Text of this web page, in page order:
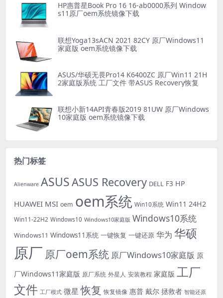
HP惠普星Book Pro 16 16-ab0000系列 Window
s11原厂oem系统镜像下载
联想Yoga13sACN 2021 82CY 原厂Windows11
家庭版 oem系统镜像下载
ASUS/华硕无畏Pro14 K6400ZC 原厂Win11 21H
2家庭版系统 工厂文件 带ASUS Recovery恢复
联想小新14API青春版2019 81UW 原厂Windows
10家庭版 oem系统镜像下载
热门标签
Alienware ASUSASUS Recovery DELL F3 HP
HUAWEI MSI oem oem系统 Win10系统 Win11 24H2
Win11-22H2 Windows10 Windows10家庭版 Windows10系统
Windows11 Windows11系统 一键恢复 一键还原 华为 华硕
原厂 原厂oem系统 原厂Windows10家庭版 原
厂Windows11家庭版 原厂系统 外星人 安装教程 家庭版 工厂
文件 工厂模式 微星 恢复 恢复镜像 惠普 戴尔 拯救者 智能还原